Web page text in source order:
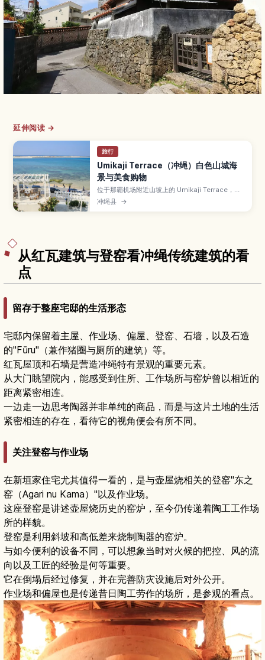
延伸阅读 →
旅行
Umikaji Terrace（冲绳）白色山城海
景与美食购物
位于那霸机场附近山坡上的 Umikaji Terrace，是
白墙建筑层层向海延伸的网红海景商圈。文章介绍
可以眺望碧海蓝天的露台、汇集冲绳料理与甜点的
冲绳县 →
从红瓦建筑与登窑看冲绳传统建筑的看
点
留存于整座宅邸的生活形态
宅邸内保留着主屋、作业场、偏屋、登窑、石墙，以及石造
的"Fūru"（兼作猪圈与厕所的建筑）等。
红瓦屋顶和石墙是营造冲绳特有景观的重要元素。
从大门眺望院内，能感受到住所、工作场所与窑炉曾以相近的
距离紧密相连。
一边走一边思考陶器并非单纯的商品，而是与这片土地的生活
紧密相连的存在，看待它的视角便会有所不同。
关注登窑与作业场
在新垣家住宅尤其值得一看的，是与壶屋烧相关的登窑"东之
窑（Agari nu Kama）"以及作业场。
这座登窑是讲述壶屋烧历史的窑炉，至今仍传递着陶工工作场
所的样貌。
登窑是利用斜坡和高低差来烧制陶器的窑炉。
与如今便利的设备不同，可以想象当时对火候的把控、风的流
向以及工匠的经验是何等重要。
它在倒塌后经过修复，并在完善防灾设施后对外公开。
作业场和偏屋也是传递昔日陶工劳作的场所，是参观的看点。